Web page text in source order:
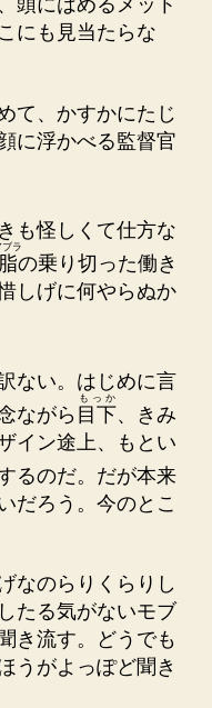
頭にはめるメット
にも見当たらな
て、かすかにたじ
に浮かべる監督官
も怪しくて仕方な
脂
ブラ
の乗り切った働き
しげに何やらぬか
い。はじめに言
ながら 目下
もっか
、きみ
イン途上、もとい
るのだ。だが本来
だろう。今のとこ
なのらりくらりし
たる気がないモブ
き流す。どうでも
うがよっぽど聞き